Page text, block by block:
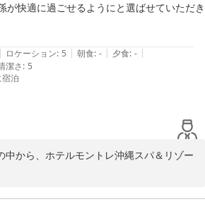
とを、心より楽しみにお待ちしておりま
パリゾートを親子で愛していただける存
より一層努めてまいります。
が快適に過ごせるようにと選ばせていただき
っていただき、不安をあまり感じず出発で
さん明るく優しく、ホスピタリティに溢れ
ン食事も、予約していいのか躊躇しました
夫です！」と言ってくださり、楽しく食事を
お店がたくさんあり、気分に合わせて食事な
♪
ステイしたいと思いました。女子3世代の
| ロケーション: 5 | 朝食: - | 夕食: - |
潔さ: 5
泊
中から、ホテルモントレ沖縄スパ＆リゾー
ありがとうございました。